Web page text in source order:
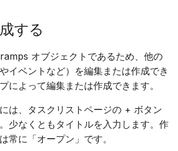
する
オブジェクトであるため、他の
イベントなど）を編集または作成でき
によって編集または作成できます。
は、タスクリストページの + ボタン
少なくともタイトルを入力します。作
常に「オープン」です。